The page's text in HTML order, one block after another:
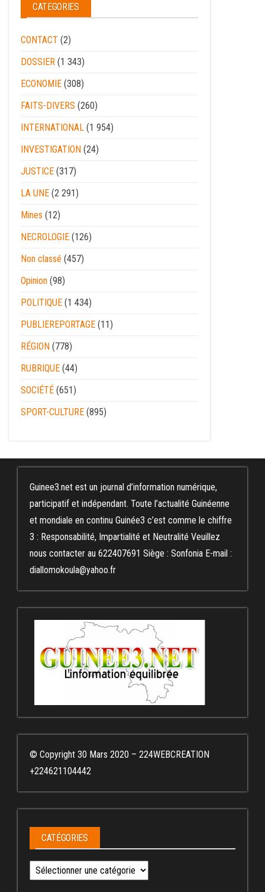
CATEGORIES
CONTACT (2)
DOSSIER (1 343)
ECONOMIE (308)
FAITS-DIVERS (260)
INTERNATIONAL (1 954)
INVESTIGATION (24)
JUSTICE (317)
LA UNE (2 291)
Mines (12)
NECROLOGIE (126)
Non classé (457)
Opinion (98)
POLITIQUE (1 434)
PUBLIEREPORTAGE (11)
RÉGION (778)
RUBRIQUE (44)
SOCIÉTÉ (651)
SPORT-CULTURE (895)
Guinee3.net est un journal d’information numérique,
participatif et indépendant. Toute l’actualité Guinéenne
et mondiale en continu Guinée3 c’est comme le chiffre
3 : Responsabilité, Impartialité et Neutralité Veuillez
nous contacter au 622407691 Siège : Sonfonia E-mail :
diallomokoula@yahoo.fr
© Copyright 30 Mars 2020 – 224WEBCREATION
+224621104442
CATÉGORIES
Catégories